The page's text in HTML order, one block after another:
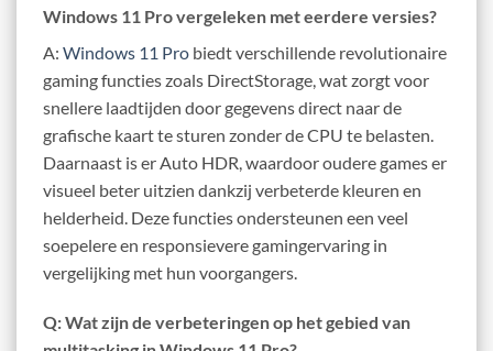
Windows 11 Pro vergeleken met eerdere versies?
A: Windows 11 Pro biedt verschillende revolutionaire
gaming functies zoals DirectStorage, wat zorgt voor
snellere laadtijden door gegevens direct naar de
grafische kaart te sturen zonder de CPU te belasten.
Daarnaast is er Auto HDR, waardoor oudere games er
visueel beter uitzien dankzij verbeterde kleuren en
helderheid. Deze functies ondersteunen een veel
soepelere en responsievere gamingervaring in
vergelijking met hun voorgangers.
Q: Wat zijn de verbeteringen op het gebied van